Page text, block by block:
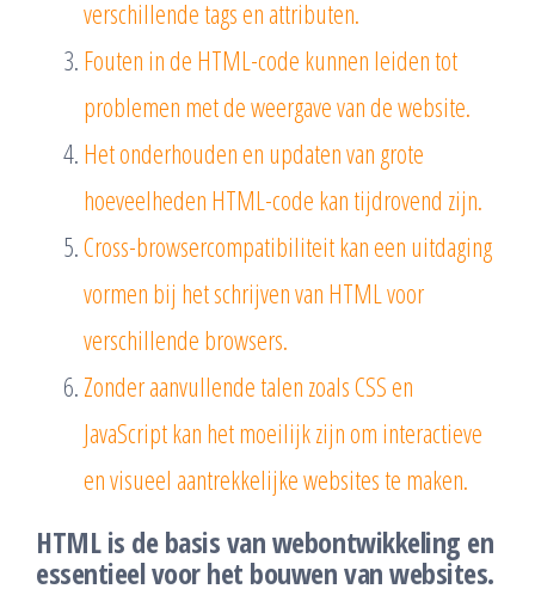
verschillende tags en attributen.
Fouten in de HTML-code kunnen leiden tot
problemen met de weergave van de website.
Het onderhouden en updaten van grote
hoeveelheden HTML-code kan tijdrovend zijn.
Cross-browsercompatibiliteit kan een uitdaging
vormen bij het schrijven van HTML voor
verschillende browsers.
Zonder aanvullende talen zoals CSS en
JavaScript kan het moeilijk zijn om interactieve
en visueel aantrekkelijke websites te maken.
HTML is de basis van webontwikkeling en
essentieel voor het bouwen van websites.